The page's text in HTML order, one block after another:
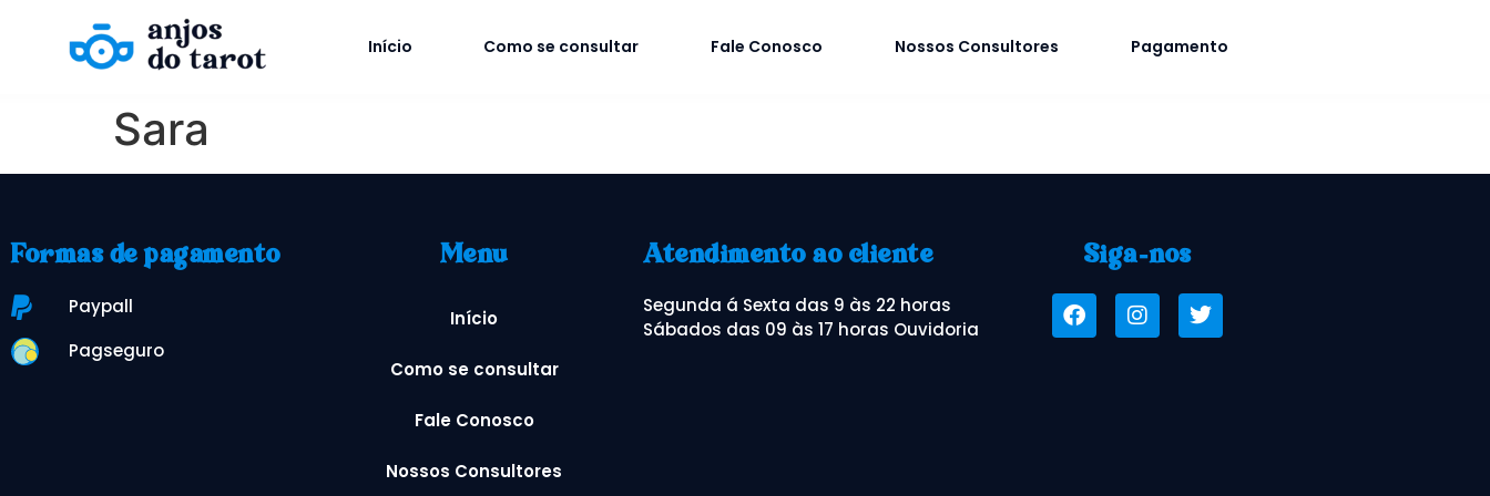
Início Como se consultar Fale Conosco Nossos Consultores Pagamento
Sara
Formas de pagamento
Paypall
Pagseguro
Menu
Início
Como se consultar
Fale Conosco
Nossos Consultores
Atendimento ao cliente
Segunda á Sexta das 9 às 22 horas
Sábados das 09 às 17 horas Ouvidoria
Siga-nos